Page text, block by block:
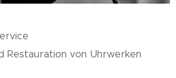
Restauration von Uhrwerken